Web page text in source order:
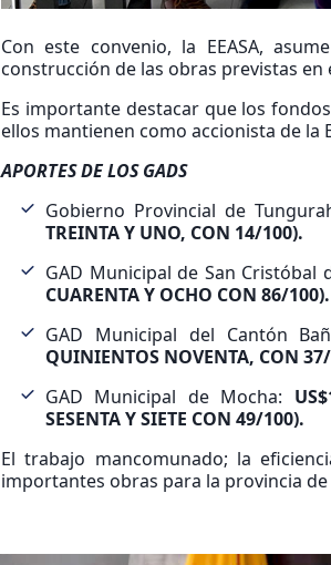
Con este convenio, la EEASA,
construcción de las obras previstas en
Es importante destacar que los
ellos mantienen como accionista de la
APORTES DE LOS GADS
Gobierno Provincial de
TREINTA Y UNO, CON 14/100).
GAD Municipal de San Cristóbal
CUARENTA Y OCHO CON 86/100).
GAD Municipal del Cantón
QUINIENTOS NOVENTA, CON
GAD Municipal de Mocha:
SESENTA Y SIETE CON 49/100).
El trabajo mancomunado; la
importantes obras para la provincia